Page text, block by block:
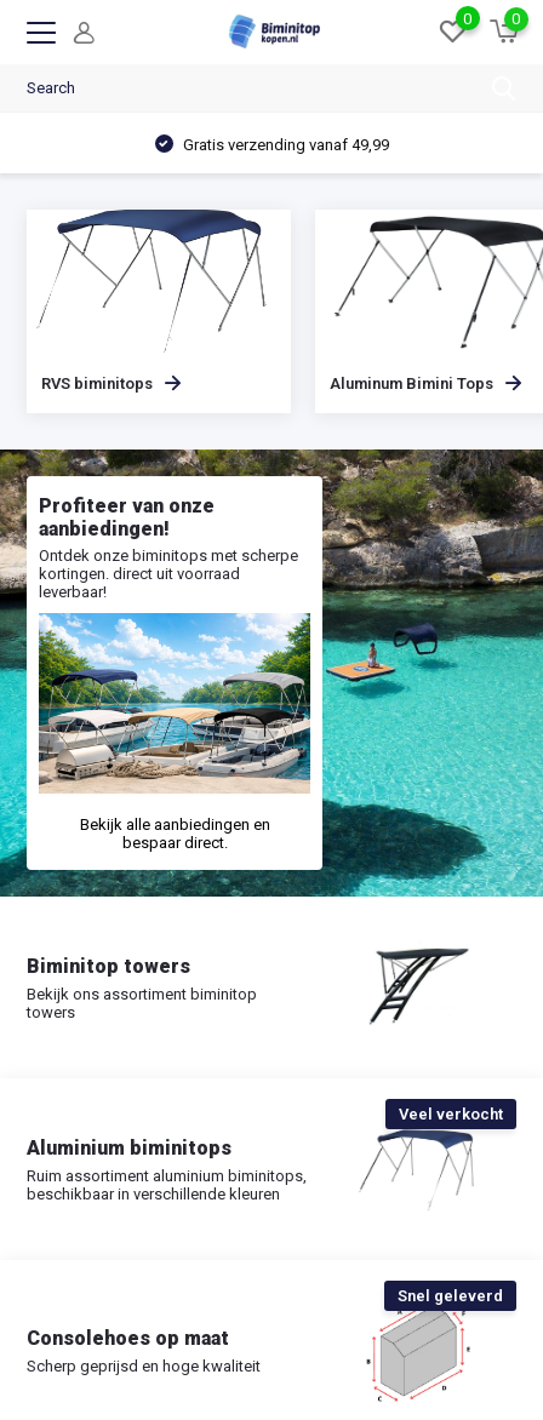
0 0
Gratis verzending vanaf 49,99
RVS biminitops Aluminum Bimini Tops
Biminitop towers
Bekijk ons assortiment biminitop
towers
Aluminium biminitops
Ruim assortiment aluminium biminitops,
beschikbaar in verschillende kleuren
Veel verkocht
Consolehoes op maat
Scherp geprijsd en hoge kwaliteit
Snel geleverd
Profiteer van onze
aanbiedingen!
Ontdek onze biminitops met scherpe
kortingen. direct uit voorraad
leverbaar!
Bekijk alle aanbiedingen en
bespaar direct.